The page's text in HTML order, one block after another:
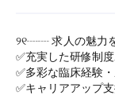
୨୧┈┈ 求人の魅力
✅充実した研修制度
✅多彩な臨床経験
✅キャリアアップ